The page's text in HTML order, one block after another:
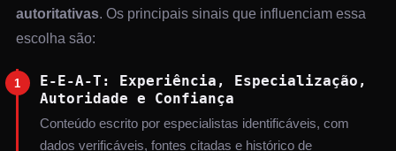
autoritativas. Os principais sinais que influenciam essa
escolha são:
1
E-E-A-T: Experiência, Especialização,
Autoridade e Confiança
Conteúdo escrito por especialistas identificáveis, com
dados verificáveis, fontes citadas e histórico de